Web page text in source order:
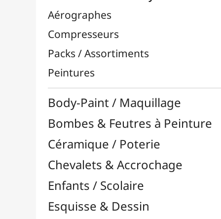
Céramique / Poterie
Chevalets & Accrochage
Enfants / Scolaire
Feutres & Stylos
Librairie / Livres
Loisirs Créatifs
Médiums, Vernis & Colles
Modelage / Sculpture
Peintures / Couleurs
Pinceaux & Outils
Résines / Moulage
Supports Dessin & Peinture
Transport / Rangement
Vannerie / Rotin